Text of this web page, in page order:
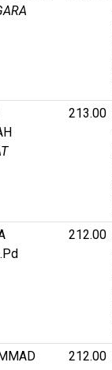
213.00
212.00
212.00